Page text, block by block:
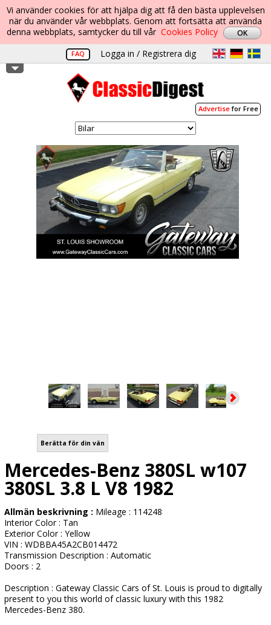
Vi använder cookies för att hjälpa dig att få den bästa upplevelsen
när du använder vår webbplats. Genom att fortsätta att använda
denna webbplats, samtycker du till vår Cookies Policy
FAQ Logga in / Registrera dig
Advertisefor Free
Berätta för din vän
Mercedes-Benz 380SL w107
380SL 3.8 L V8 1982
Allmän beskrivning : Mileage : 114248
Interior Color : Tan
Exterior Color : Yellow
VIN : WDBBA45A2CB014472
Transmission Description : Automatic
Doors : 2
Description : Gateway Classic Cars of St. Louis is proud to digitally
present to you this world of classic luxury with this 1982
Mercedes-Benz 380.